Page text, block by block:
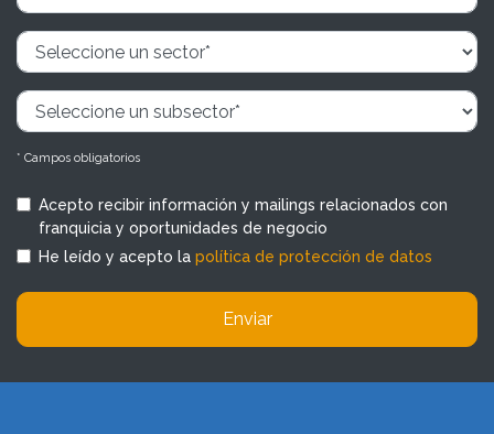
* Campos obligatorios
Acepto recibir información y mailings relacionados con
franquicia y oportunidades de negocio
He leído y acepto la política de protección de datos
Enviar